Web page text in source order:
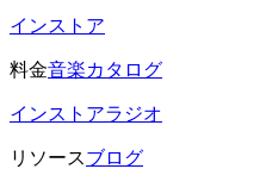
インストア
料金音楽カタログ
インストアラジオ
リソースブログ